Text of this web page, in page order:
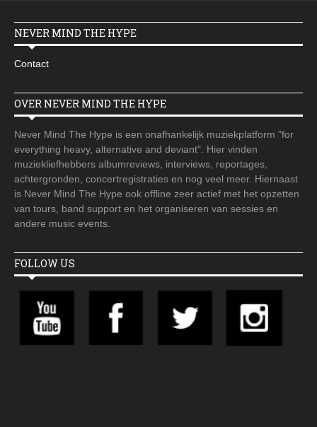
NEVER MIND THE HYPE
Contact
OVER NEVER MIND THE HYPE
Never Mind The Hype is een onafhankelijk muziekplatform "for
everything heavy, alternative and deviant". Hier vinden
muziekliefhebbers albumreviews, interviews, reportages,
achtergronden, concertregistraties en nog veel meer. Hiernaast
is Never Mind The Hype ook offline zeer actief met het opzetten
van tours, band support en het organiseren van sessies en
andere music events.
FOLLOW US